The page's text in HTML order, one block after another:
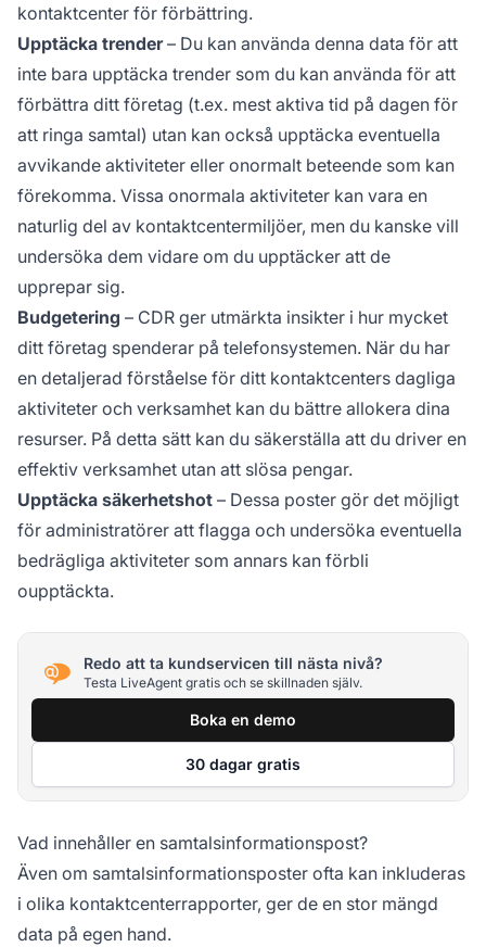
kontaktcenter för förbättring.
Upptäcka trender– Du kan använda denna data för att
inte bara upptäcka trender som du kan använda för att
förbättra ditt företag (t.ex. mest aktiva tid på dagen för
att ringa samtal) utan kan också upptäcka eventuella
avvikande aktiviteter eller onormalt beteende som kan
förekomma. Vissa onormala aktiviteter kan vara en
naturlig del av kontaktcentermiljöer, men du kanske vill
undersöka dem vidare om du upptäcker att de
upprepar sig.
Budgetering – CDR ger utmärkta insikter i hur mycket
ditt företag spenderar på telefonsystemen. När du har
en detaljerad förståelse för ditt kontaktcenters dagliga
aktiviteter och verksamhet kan du bättre allokera dina
resurser. På detta sätt kan du säkerställa att du driver en
effektiv verksamhet utan att slösa pengar.
Upptäcka säkerhetshot – Dessa poster gör det möjligt
för administratörer att flagga och undersöka eventuella
bedrägliga aktiviteter som annars kan förbli
oupptäckta.
Redo att ta kundservicen till nästa nivå?
Testa LiveAgent gratis och se skillnaden själv.
Boka en demo
30 dagar gratis
Vad innehåller en samtalsinformationspost?
Även om samtalsinformationsposter ofta kan inkluderas
i olika kontaktcenterrapporter, ger de en stor mängd
data på egen hand.